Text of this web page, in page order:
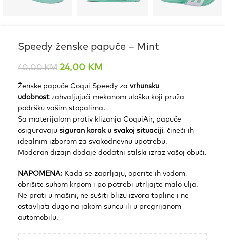
Speedy ženske papuče – Mint
40,00KM 24,00 KM
Ženske papuče Coqui Speedy za vrhunsku
udobnostzahvaljujući mekanom ulošku koji pruža
podršku vašim stopalima.
Sa materijalom protiv klizanja CoquiAir, papuče
osiguravaju siguran korak u svakoj situaciji, čineći ih
idealnim izborom za svakodnevnu upotrebu.
Moderan dizajn dodaje dodatni stilski izraz vašoj obući.
NAPOMENA: Kada se zaprljaju, operite ih vodom,
obrišite suhom krpom i po potrebi utrljajte malo ulja.
Ne prati u mašini, ne sušiti blizu izvora topline i ne
ostavljati dugo na jakom suncu ili u pregrijanom
automobilu.